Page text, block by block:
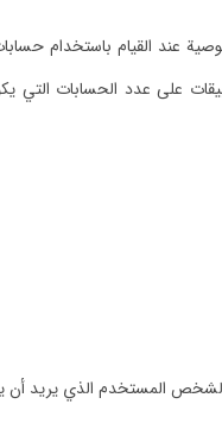
عند القيام باستخدام
على عدد الحسابات
المستخدم الذي يريد